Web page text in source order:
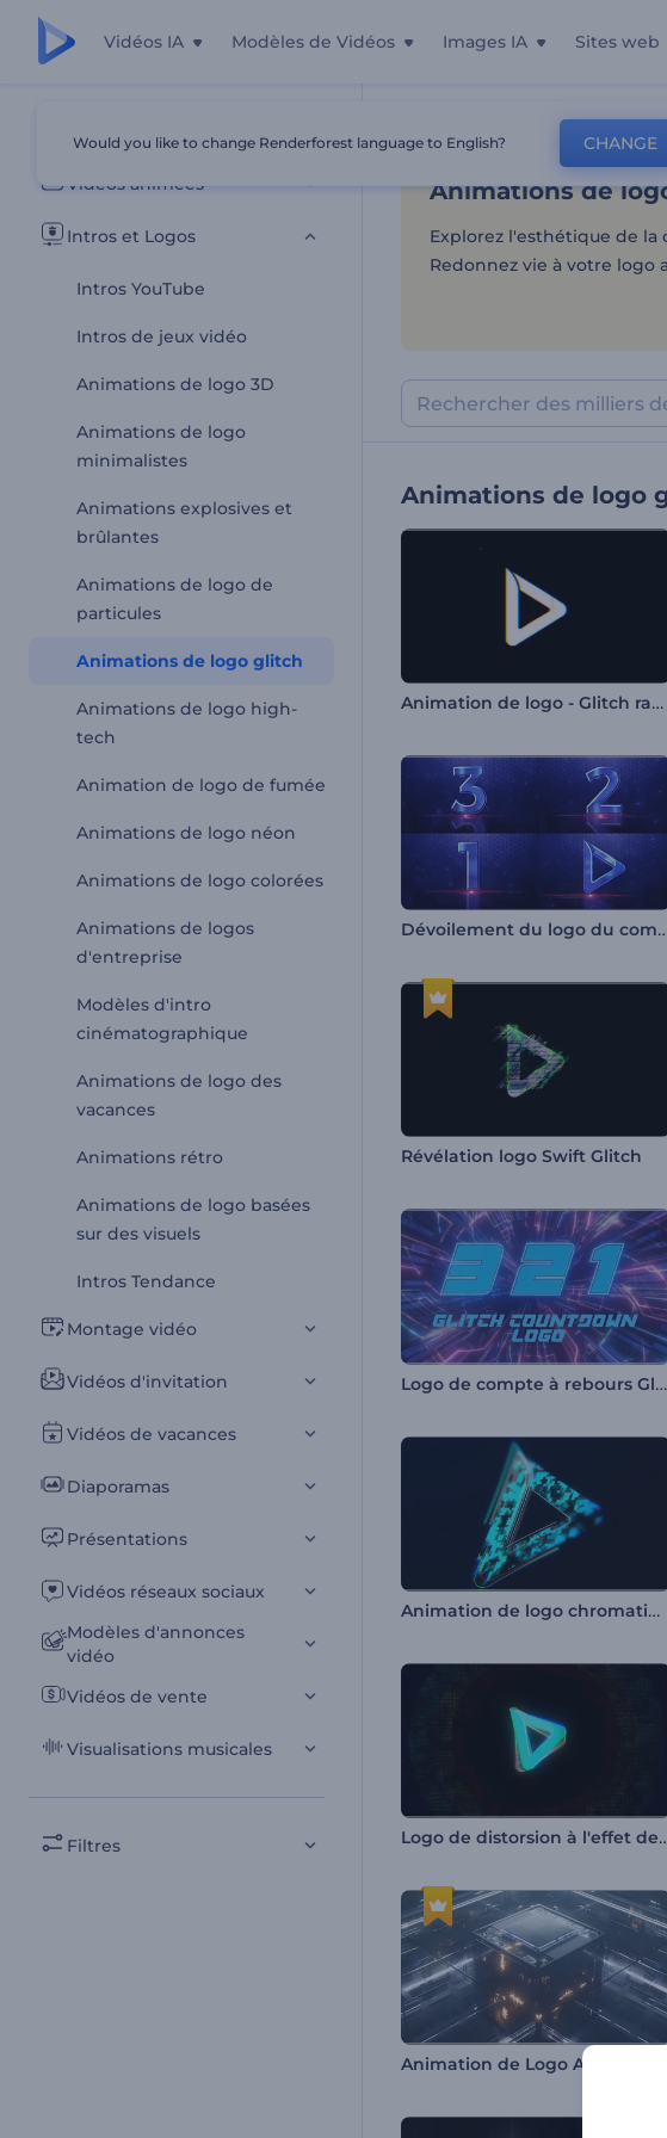
Vidéos IA Modèles de Vidéos Images IA Sites web
Tous les modèles
Vidéos animées
Intros et Logos
Intros YouTube
Intros de jeux vidéo
Animations de logo 3D
Animations de logo
minimalistes
Animations explosives et
brûlantes
Animations de logo de
particules
Animations de logo glitch
Animations de logo high-
tech
Animation de logo de fumée
Animations de logo néon
Animations de logo colorées
Animations de logos
d'entreprise
Modèles d'intro
cinématographique
Animations de logo des
vacances
Animations rétro
Animations de logo basées
sur des visuels
Intros Tendance
Montage vidéo
Vidéos d'invitation
Vidéos de vacances
Diaporamas
Présentations
Vidéos réseaux sociaux
Modèles d'annonces
vidéo
Vidéos de vente
Visualisations musicales
Filtres
Animations de
Accueil Modèles Intros Et Logos
Animations de
Explorez l'esthétique de la
Redonnez vie à votre logo
Animations de logo
Animation de logo - Glitch rapide
Dévoilement du
Révélation logo Swift Glitch
Logo de compte à rebours Glitch
Animation de logo chromatique
Logo de
Would you like to change Renderforest language to English? CHANGE